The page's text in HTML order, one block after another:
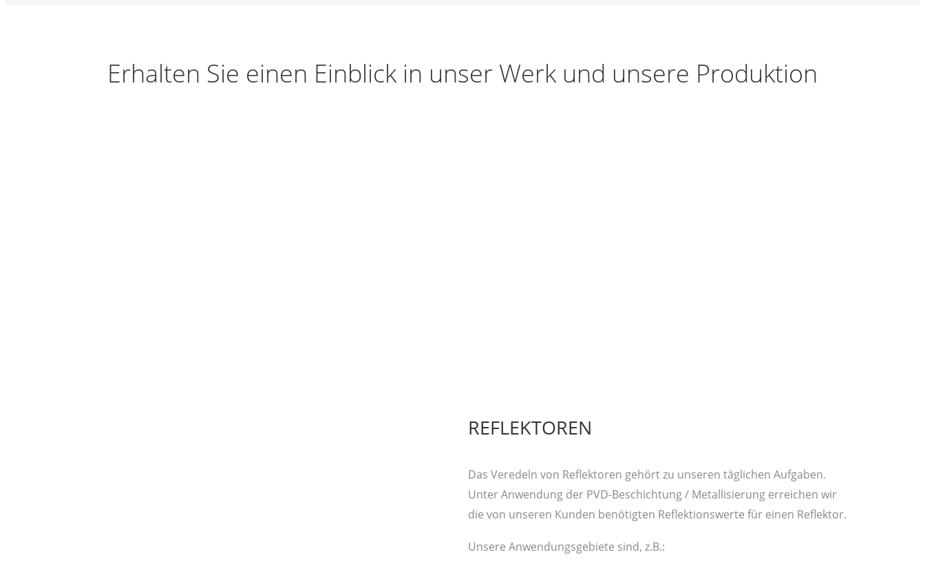
Erhalten Sie einen Einblick in unser Werk und unsere Produktion
REFLEKTOREN
Das Veredeln von Reflektoren gehört zu unseren täglichen Aufgaben.
Unter Anwendung der PVD-Beschichtung / Metallisierung erreichen wir
die von unseren Kunden benötigten Reflektionswerte für einen Reflektor.
Unsere Anwendungsgebiete sind, z.B.: